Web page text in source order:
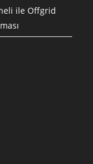
ile Offgrid